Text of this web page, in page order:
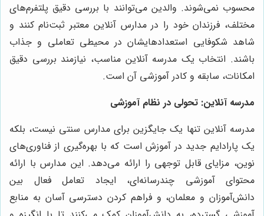
محسوب نمی‌شوند. والدین می‌توانند با بررسی دقیق پلتفرم‌های
مختلف، فرزندان خود را در مدارس آنلاین معتبر ثبت‌نام کنند و
شاهد شکوفایی استعدادهایشان در محیطی تعاملی و جذاب
باشند. انتخاب یک مدرسه آنلاین مناسب، نیازمند بررسی دقیق
امکانات، سابقه و کادر آموزشی آن است.
مدرسه آنلاین: تحولی در نظام آموزشی
مدرسه آنلاین تنها یک جایگزین برای مدارس سنتی نیست، بلکه
یک پارادایم جدید در آموزش است که با بهره‌گیری از فناوری‌های
نوین، مزایای قابل توجهی را ارائه می‌دهد. این مدارس با ارائه
محتوای آموزشی چندرسانه‌ای، ایجاد تعامل فعال بین
دانش‌آموزان و معلمان، و فراهم کردن دسترسی آسان به منابع